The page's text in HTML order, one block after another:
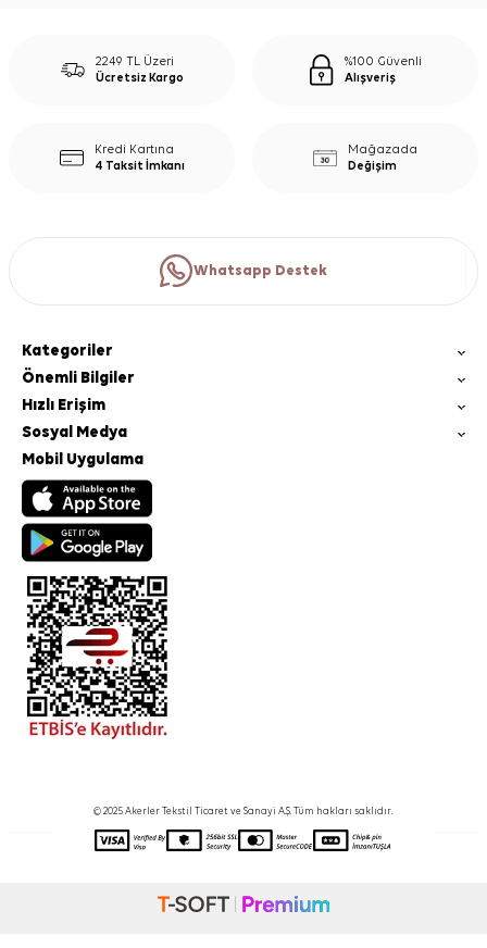
2249 TL Üzeri
Ücretsiz Kargo
%100 Güvenli
Alışveriş
Kredi Kartına
4 Taksit İmkanı
Mağazada
Değişim
Whatsapp Destek
Kategoriler
Önemli Bilgiler
Hızlı Erişim
Sosyal Medya
Mobil Uygulama
© 2025 Akerler Tekstil Ticaret ve Sanayi A.Ş. Tüm hakları saklıdır.